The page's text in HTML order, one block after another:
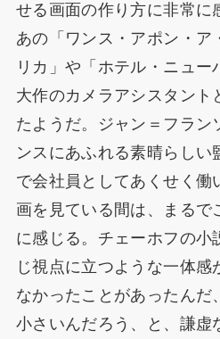
せる画面の作り方に非常に
あの「ワンス・アポン・ア
リカ」や「ホテル・ニュー
大作のカメラアシスタント
たようだ。ジャン＝フラン
ンスにあふれる素晴らしい
で会社員としてあくせく働
画を見ている間は、まるで
に感じる。チェーホフの小
じ視点に立つような一体感
なかったことがあったんだ
小さいんだろう、と、謙虚